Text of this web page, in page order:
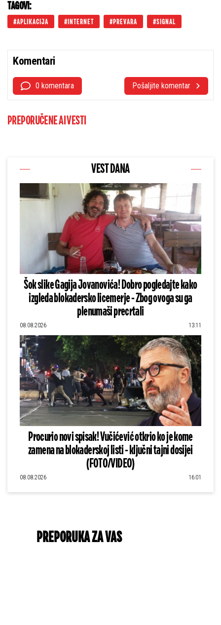
TAGOVI:
APLIKACIJA INTERNET PREVARA SIGNAL
Komentari
0 komentara Pošaljite komentar
PREPORUČENE AI VESTI
VEST DANA
Šok slike Gagija Jovanovića! Dobro pogledajte kako
izgleda blokadersko licemerje - Zbog ovoga su ga
plenumaši precrtali
08.08.2026 13:11
Procurio novi spisak! Vučićević otkrio ko je kome
zamena na blokaderskoj listi - ključni tajni dosijei
(FOTO/VIDEO)
08.08.2026 16:01
PREPORUKA ZA VAS